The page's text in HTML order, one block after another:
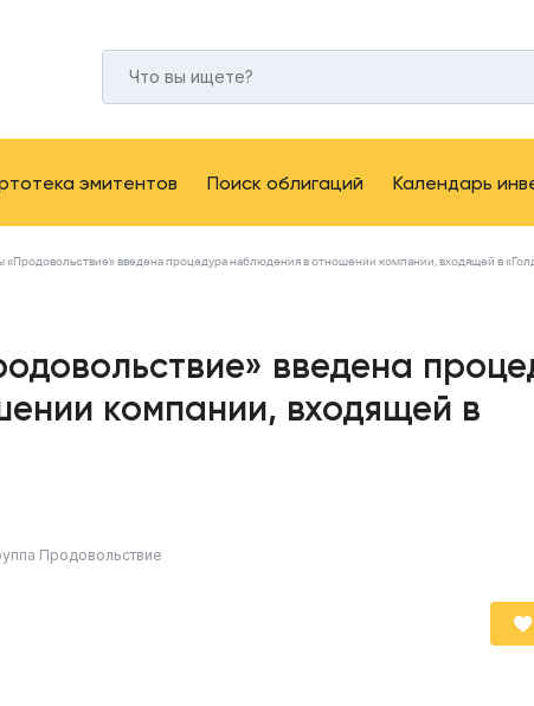
эмитентов Поиск облигаций Календарь
«Продовольствие» введена процедура наблюдения в отношении компании, входящей в
введена
компании, входящей в
Продовольствие